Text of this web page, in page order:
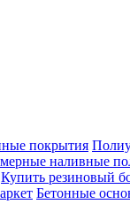
покрытия
наливные
Купить резиновый
Бетонные